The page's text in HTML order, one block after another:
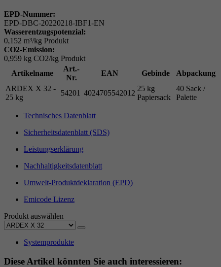
EPD-Nummer:
EPD-DBC-20220218-IBF1-EN
Wasserentzugspotenzial:
0,152 m³/kg Produkt
CO2-Emission:
0,959 kg CO2/kg Produkt
Artikelname
Art.-
Nr.
EAN Gebinde
Abpackung
ARDEX X 32 -
25 kg
54201 4024705542012
25 kg
Papiersack
40 Sack /
Palette
Technisches Datenblatt
Sicherheitsdatenblatt (SDS)
Leistungserklärung
Nachhaltigkeitsdatenblatt
Umwelt-Produktdeklaration (EPD)
Emicode Lizenz
Produkt auswählen
Systemprodukte
Diese Artikel könnten Sie auch interessieren: